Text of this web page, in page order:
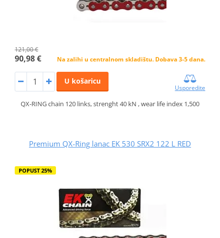
121,00 €
90,98 € Na zalihi u centralnom skladištu. Dobava 3-5 dana.
U košaricu
Usporedite
QX-RING chain 120 links, strenght 40 kN , wear life index 1,500
Premium QX-Ring lanac EK 530 SRX2 122 L RED
POPUST 25%